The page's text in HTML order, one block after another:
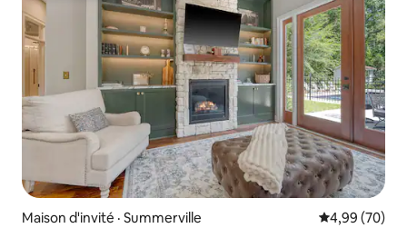
Maison d'invité · Summerville Note
4,99 (70)